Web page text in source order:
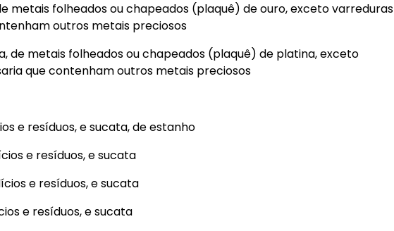
metais folheados ou chapeados (plaquê) de ouro, exceto varreduras
outros metais preciosos
de metais folheados ou chapeados (plaquê) de platina, exceto
que contenham outros metais preciosos
e resíduos, e sucata, de estanho
e resíduos, e sucata
e resíduos, e sucata
e resíduos, e sucata